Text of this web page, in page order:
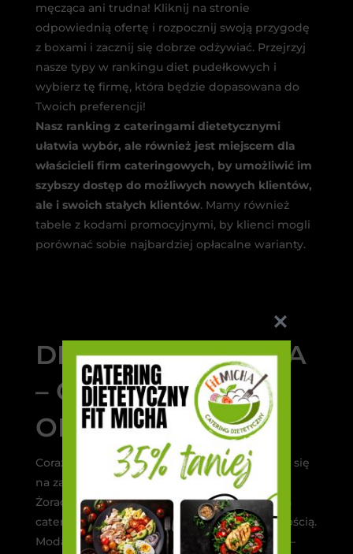
męcząca ani trudna! Kliknij na stronie
odpowiednią ofertę i rozpocznij swoją przygodę
z boxami i zacznij się dobrze odżywiać. Przejrzyj
nasze typy w rankingu diet pudełkowych i
wybierz tę firmę, która będzie dopasowana do
Twoich preferencji!
Nasz ranking z cateringami dietetycznymi
ułatwia wybór, ale również jest miejscem dla
właścicieli firm cateringowych, by umożliwić im
szybszy dostęp do możliwych nowych klientów,
ale i swoich stałych klientów. Mamy również
tabele z kodami promocyjnymi, by klienci mogli
porównać sobie najbardziej opłacalne warianty.
DIETA PUDEŁKOWA
– CZY TO SIĘ
OPŁACA?
Coraz więcej osób w różnym wieku decyduje się
na zamówienie cateringu dietetycznego. W
Żorach, ale także w innych polskich miastach
catering cieszy się jeszcze większą popularnością.
Moda na pudełka jest łatwa do uzasadnienia –